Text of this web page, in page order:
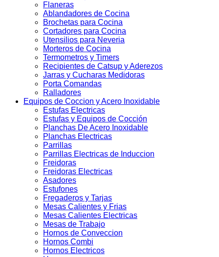
Flaneras
Ablandadores de Cocina
Brochetas para Cocina
Cortadores para Cocina
Utensilios para Neveria
Morteros de Cocina
Termometros y Timers
Recipientes de Catsup y Aderezos
Jarras y Cucharas Medidoras
Porta Comandas
Ralladores
Equipos de Coccion y Acero Inoxidable
Estufas Electricas
Estufas y Equipos de Cocción
Planchas De Acero Inoxidable
Planchas Electricas
Parrillas
Parrillas Electricas de Induccion
Freidoras
Freidoras Electricas
Asadores
Estufones
Fregaderos y Tarjas
Mesas Calientes y Frias
Mesas Calientes Electricas
Mesas de Trabajo
Hornos de Conveccion
Hornos Combi
Hornos Electricos